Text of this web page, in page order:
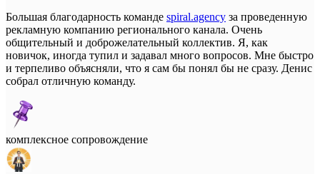
Большая благодарность команде spiral.agency за проведенную
рекламную компанию регионального канала. Очень
общительный и доброжелательный коллектив. Я, как
новичок, иногда тупил и задавал много вопросов. Мне быстро
и терпеливо объясняли, что я сам бы понял бы не сразу. Денис
собрал отличную команду.
комплексное сопровождение